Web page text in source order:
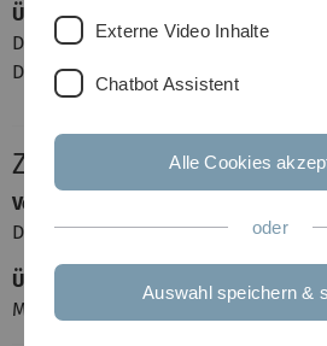
Übungsleiter
Daniel Meschenmoser
David Neuhäuser
Zeit und Ort
Vorlesung
Donnerstag, 14 - 16 Uhr in E20
Übung
Montag, 14 - 16 Uhr in E18 (He22)
Externe Video Inhalte
Chatbot Assistent
Alle Cookies
oder
Auswahl speichern &